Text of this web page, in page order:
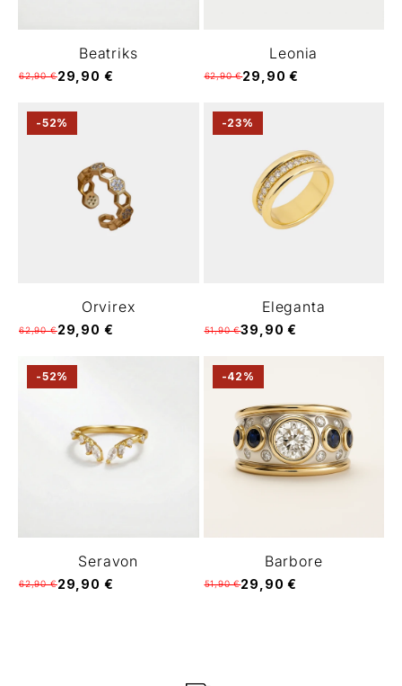
Beatriks
62,90 €29,90 €
Leonia
62,90 €29,90 €
-52%
Orvirex
62,90 €29,90 €
-23%
Eleganta
51,90 €39,90 €
-52%
Seravon
62,90 €29,90 €
-42%
Barbore
51,90 €29,90 €